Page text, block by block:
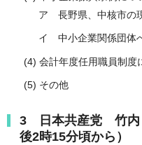
ア 長野県、中核市の
イ 中小企業関係団体
(4) 会計年度任用職員制度
(5) その他
3 日本共産党 竹内
後2時15分頃から）